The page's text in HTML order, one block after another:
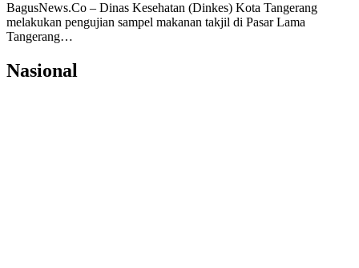
BagusNews.Co – Dinas Kesehatan (Dinkes) Kota Tangerang
melakukan pengujian sampel makanan takjil di Pasar Lama
Tangerang…
Nasional